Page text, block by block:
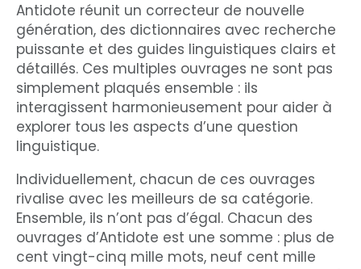
Antidote réunit un correcteur de nouvelle
génération, des dictionnaires avec recherche
puissante et des guides linguistiques clairs et
détaillés. Ces multiples ouvrages ne sont pas
simplement plaqués ensemble : ils
interagissent harmonieusement pour aider à
explorer tous les aspects d’une question
linguistique.
Individuellement, chacun de ces ouvrages
rivalise avec les meilleurs de sa catégorie.
Ensemble, ils n’ont pas d’égal. Chacun des
ouvrages d’Antidote est une somme : plus de
cent vingt-cinq mille mots, neuf cent mille